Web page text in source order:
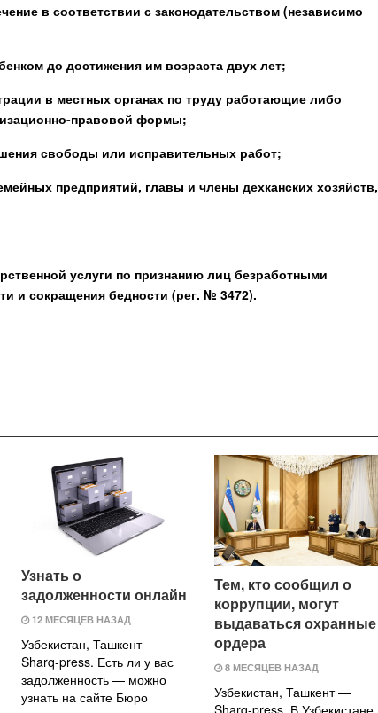
в соответствии с законодательством (независимо
до достижения им возраста двух лет;
в местных органах по труду работающие либо
правовой формы;
свободы или исправительных работ;
предприятий, главы и члены дехканских хозяйств,
услуги по признанию лиц безработными
и сокращения бедности (рег. № 3472).
Узнать о
задолженности онлайн
12 МЕСЯЦЕВ НАЗАД
Узбекистан, Ташкент —
Sharq-press. Есть ли у вас
задолженность — можно
узнать на сайте Бюро
Тем, кто сообщил о
коррупции, могут
выдаваться охранные
ордера
8 МЕСЯЦЕВ НАЗАД
Узбекистан, Ташкент —
Sharq-press. В Узбекистане